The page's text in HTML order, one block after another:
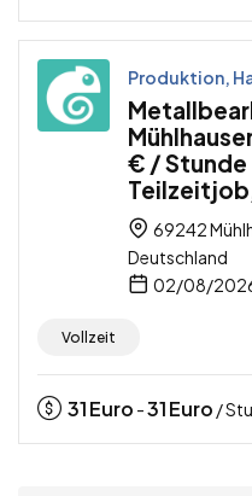
Produktion,
€ /
69242
Deutschland
02/08/
Vollzeit
31Euro -31Euro /